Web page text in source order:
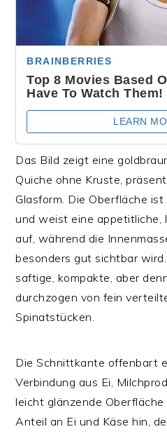
Das Bild zeigt eine
Quiche ohne Kruste,
Glasform. Die Oberfläche
und weist eine appetitliche,
auf, während die
besonders gut sichtbar
saftige, kompakte, aber
durchzogen von fein
Spinatstücken.
Die Schnittkante offenbart
Verbindung aus Ei,
leicht glänzende
Anteil an Ei und Käse hin,